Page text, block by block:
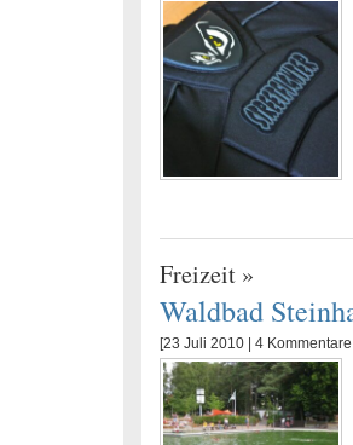
Freizeit »
Waldbad
[23 Juli 2010 | 4 Kommentare